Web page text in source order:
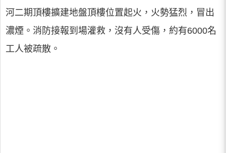
河二期頂樓擴建地盤頂樓位置起火，火勢猛烈，冒出
濃煙。消防接報到場灌救，沒有人受傷，約有6000名
工人被疏散。